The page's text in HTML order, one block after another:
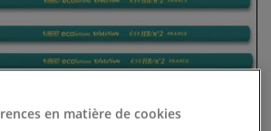
en matière de cookies